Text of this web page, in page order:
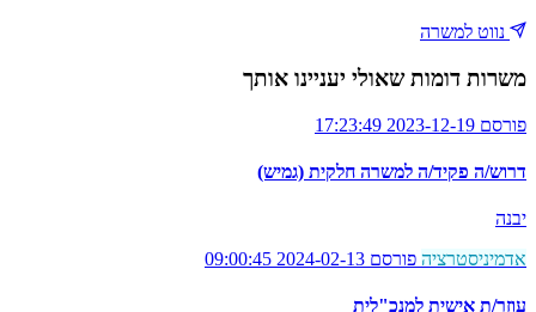
נווט למשרה
משרות דומות שאולי יעניינו אותך
פורסם 2023-12-19 17:23:49
דרוש/ה פקיד/ה למשרה חלקית (גמיש)
יבנה
אדמיניסטרציה פורסם 2024-02-13 09:00:45
עוזר/ת אישית למנכ"לית